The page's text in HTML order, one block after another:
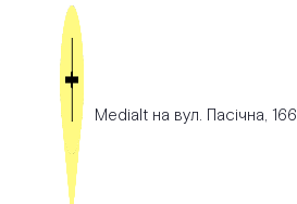
Medialt на вул. Пасічна, 166